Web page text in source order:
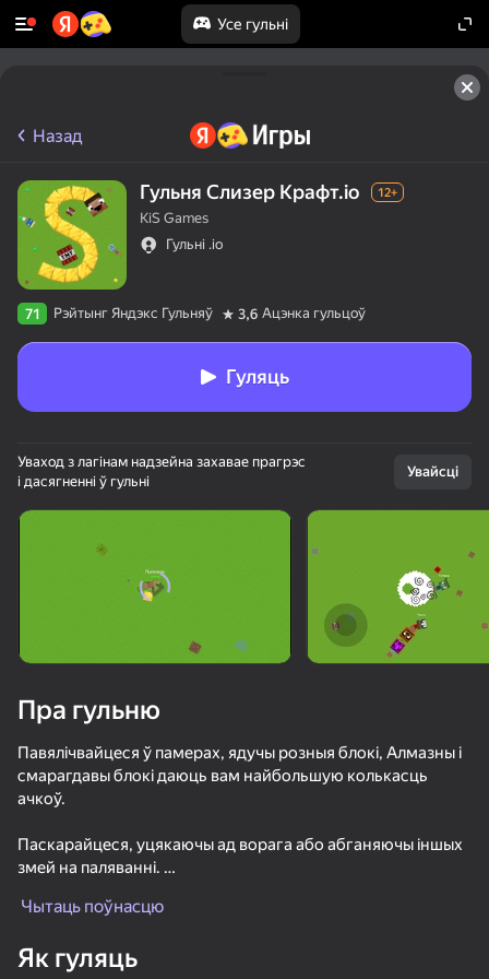
Усе гульні
Гульня працуе толькі ў гарызантальнай
Я Монстр!
Zomblox
Назад
Гульня Слизер Крафт.io 12+
KiS Games
Гульні .io
71 Рэйтынг Яндэкс Гульняў 3,6 Ацэнка гульцоў
Гуляць
Уваход з лагінам надзейна захавае прагрэс
і дасягненні ў гульні
Увайсці
Пра гульню
Павялічвайцеся ў памерах, ядучы розныя блокі, Алмазны і
смарагдавы блокі даюць вам найбольшую колькасць
ачкоў.
Паскарайцеся, уцякаючы ад ворага або абганяючы іншых
змей на паляванні.
блокі, якія сабралі, не губляйце іх усё.
Падніміце шум і дэзарыентаваць суперніка, кінуўшы
Чытаць поўнасцю
Як гуляць